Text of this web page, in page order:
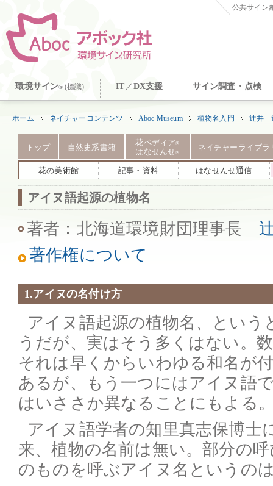
公共サイン
環境サイン® (標識) IT ／DX支援 サイン調査・点検
ホーム ネイチャーコンテンツ Aboc Museum 植物名入門 辻井
トップ 自然史系書籍
花ペディア®
はなせんせ®
ネイチャーライブラ
花の美術館 記事・資料 はなせんせ通信
アイヌ語起源の植物名
著者：北海道環境財団理事長
著作権について
1.アイヌの名付け方
アイヌ語起源の植物名、とい
うだが、実はそう多くはない。
それは早くからいわゆる和名が
あるが、もう一つにはアイヌ語
はいささか異なることにもよる
アイヌ語学者の知里真志保博士
来、植物の名前は無い。部分の
のものを呼ぶアイヌ名というの